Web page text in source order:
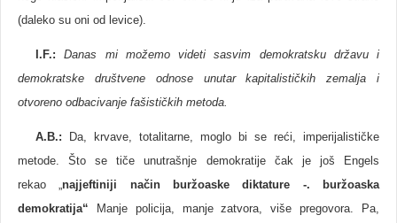
(daleko su oni od levice).
I.F.:Danas mi možemo videti sasvim demokratsku državu i
demokratske društvene odnose unutar kapitalističkih zemalja i
otvoreno odbacivanje fašističkih metoda.
A.B.: Da, krvave, totalitarne, moglo bi se reći, imperijalističke
metode. Što se tiče unutrašnje demokratije čak je još Engels
rekao „najjeftiniji način buržoaske diktature -. buržoaska
demokratija“ Manje policija, manje zatvora, više pregovora. Pa,